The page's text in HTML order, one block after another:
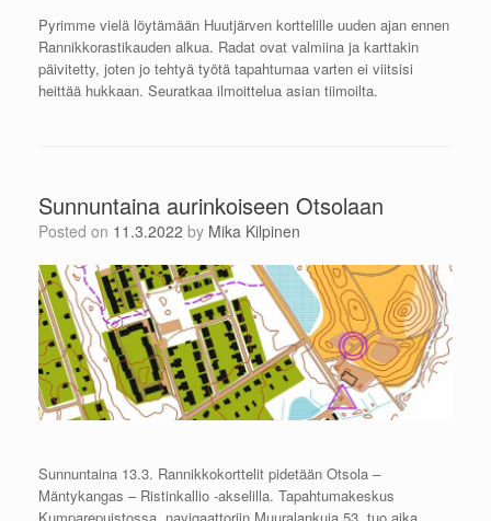
Pyrimme vielä löytämään Huutjärven korttelille uuden ajan ennen
Rannikkorastikauden alkua. Radat ovat valmiina ja karttakin
päivitetty, joten jo tehtyä työtä tapahtumaa varten ei viitsisi
heittää hukkaan. Seuratkaa ilmoittelua asian tiimoilta.
Sunnuntaina aurinkoiseen Otsolaan
Posted on 11.3.2022 by Mika Kilpinen
Sunnuntaina 13.3. Rannikkokorttelit pidetään Otsola –
Mäntykangas – Ristinkallio -akselilla. Tapahtumakeskus
Kumparepuistossa, navigaattoriin Muuralankuja 53, tuo aika